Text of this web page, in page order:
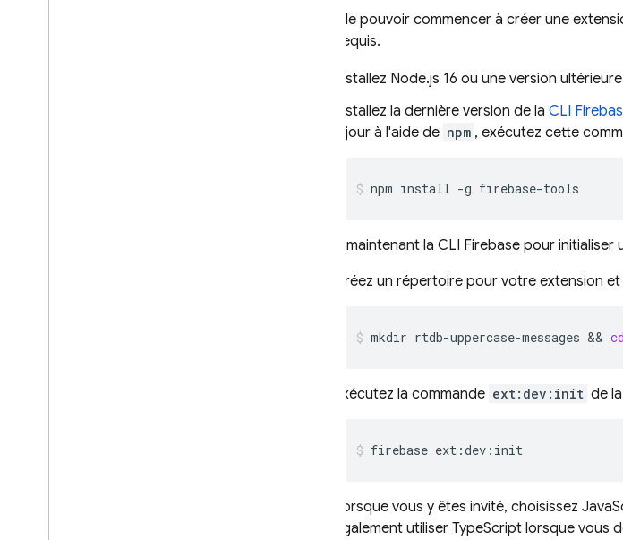
Avant de pouvoir commencer à créer une
outils requis.
Installez Node.js 16 ou une version
Installez la dernière version de la CLI
à jour à l'aide de npm , exécutez cette
npm install -g firebase-tools
Utilisez maintenant la CLI Firebase pour
Créez un répertoire pour votre extension et
mkdir rtdb-uppercase-messages && cd
Exécutez la commande ext:dev:init de
firebase ext:dev:init
Lorsque vous y êtes invité, choisissez
également utiliser TypeScript lorsque